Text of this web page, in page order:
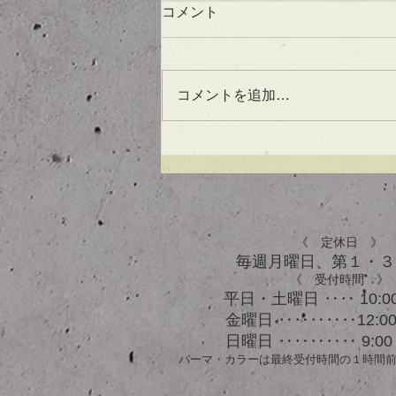
バスオイル★
コメント
コメントを追加…
《 定休日 》
毎週月曜日、​第１・
《 受付時間 》
平日・土曜日 ‥‥
金曜日
日曜日 ‥‥‥‥‥
パーマ・カラーは最終受付時間の１時間